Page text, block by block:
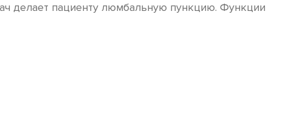
делает пациенту люмбальную пункцию. Функции